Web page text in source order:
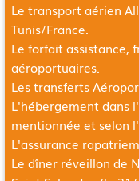
Le transport aérien
Tunis/France.
Le forfait assistance,
aéroportuaires.
Les transferts
L'hébergement dans
mentionnée et selon
L'assurance
Le dîner réveillon de